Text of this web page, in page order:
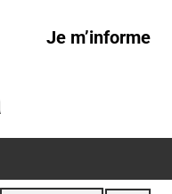
Je m’informe